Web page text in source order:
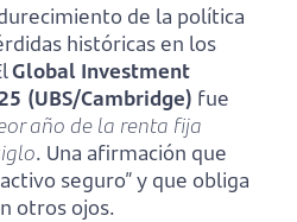
de la política
históricas en los
Global Investment
(UBS/Cambridge) fue
año de la renta fija
. Una afirmación que
seguro” y que obliga
otros ojos.